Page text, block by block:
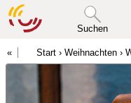
Suchen
Start › Weihnachten ›